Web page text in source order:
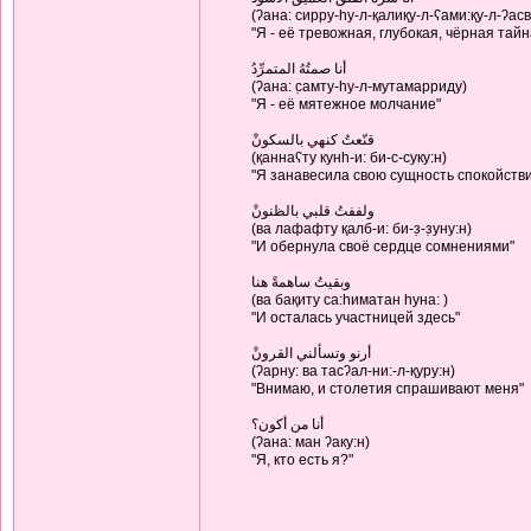
(ʔана: сирру-hу-л-қалиқу-л-ʕами:қу-л-
"Я - её тревожная, глубокая, чёрная
أنا صمتُهُ المتمرِّدُ
(ʔана: с̣амту-hу-л-мутамарриду)
"Я - её мятежное молчание"
قنّعتُ كنهي بالسكونْ
(қаннаʕту кунh-и: би-с-суку:н)
"Я занавесила свою сущность
ولففتُ قلبي بالظنونْ
(ва лафафту қалб-и: би-з̣-з̣уну:н)
"И обернула своё сердце сомнениями"
وبقيتُ ساهمةً هنا
(ва бақиту са:hиматан hуна: )
"И осталась участницей здесь"
أرنو وتسألني القرونْ
(ʔарну: ва тасʔал-ни:-л-қуру:н)
"Внимаю, и столетия спрашивают меня"
أنا من أكون؟
(ʔана: ман ʔаку:н)
"Я, кто есть я?"